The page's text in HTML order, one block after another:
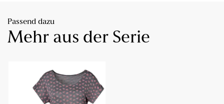
Passend dazu
Mehr aus der Serie